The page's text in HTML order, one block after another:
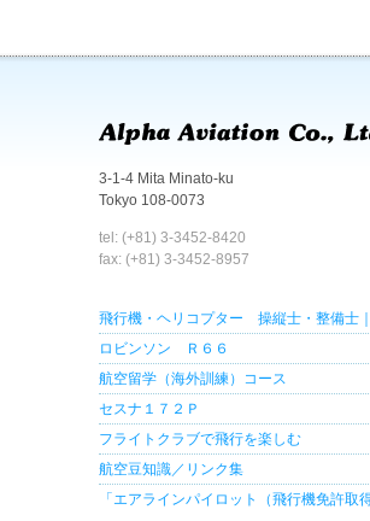
3-1-4 Mita Minato-ku
Tokyo 108-0073
tel: (+81) 3-3452-8420
fax: (+81) 3-3452-8957
飛行機・ヘリコプター 操縦士・整備士
ロビンソン Ｒ６６
航空留学（海外訓練）コース
セスナ１７２Ｐ
フライトクラブで飛行を楽しむ
航空豆知識／リンク集
「エアラインパイロット（飛行機免許取